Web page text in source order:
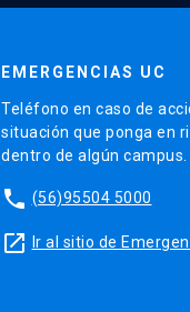
EMERGENCIAS UC
Teléfono en caso de
situación que ponga en
dentro de algún campus.
phone (56)95504 5000
launch Ir al sitio de